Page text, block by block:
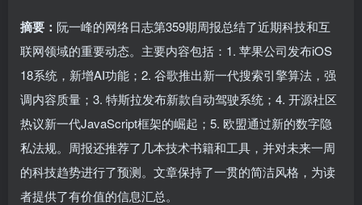
摘要： 阮一峰的网络日志第359期周报总结了近期科技和互
联网领域的重要动态。主要内容包括：1. 苹果公司发布iOS
18系统，新增AI功能；2. 谷歌推出新一代搜索引擎算法，强
调内容质量；3. 特斯拉发布新款自动驾驶系统；4. 开源社区
热议新一代JavaScript框架的崛起；5. 欧盟通过新的数字隐
私法规。周报还推荐了几本技术书籍和工具，并对未来一周
的科技趋势进行了预测。文章保持了一贯的简洁风格，为读
者提供了有价值的信息汇总。